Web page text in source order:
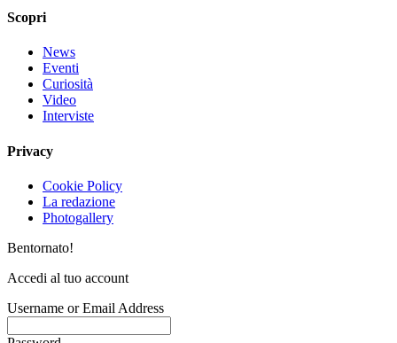
Scopri
News
Eventi
Curiosità
Video
Interviste
Privacy
Cookie Policy
La redazione
Photogallery
Bentornato!
Accedi al tuo account
Username or Email Address